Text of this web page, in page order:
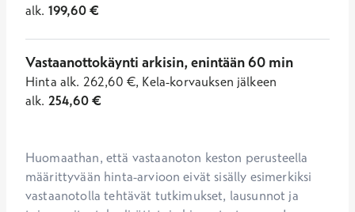
alk. 199,60€
Vastaanottokäynti arkisin, enintään 60 min
Hinta alk. 262,60 €, Kela-korvauksen jälkeen
alk. 254,60€
Huomaathan, että vastaanoton keston perusteella
määrittyvään hinta-arvioon eivät sisälly esimerkiksi
vastaanotolla tehtävät tutkimukset, lausunnot ja